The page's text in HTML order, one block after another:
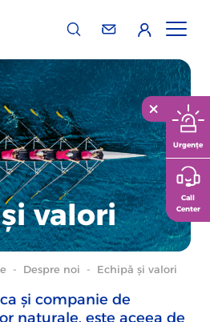
valori
- Despre noi - Echipă și valori
și companie de
naturale, este aceea de
Urgențe
Call
Center